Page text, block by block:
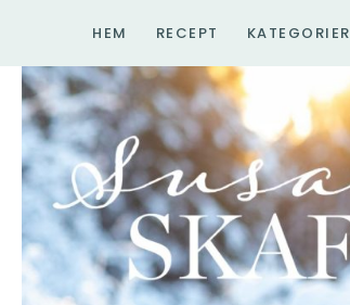
innehåll
HEM RECEPT KATEGORIER